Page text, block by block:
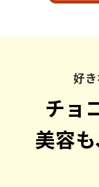
好
チョ
美容